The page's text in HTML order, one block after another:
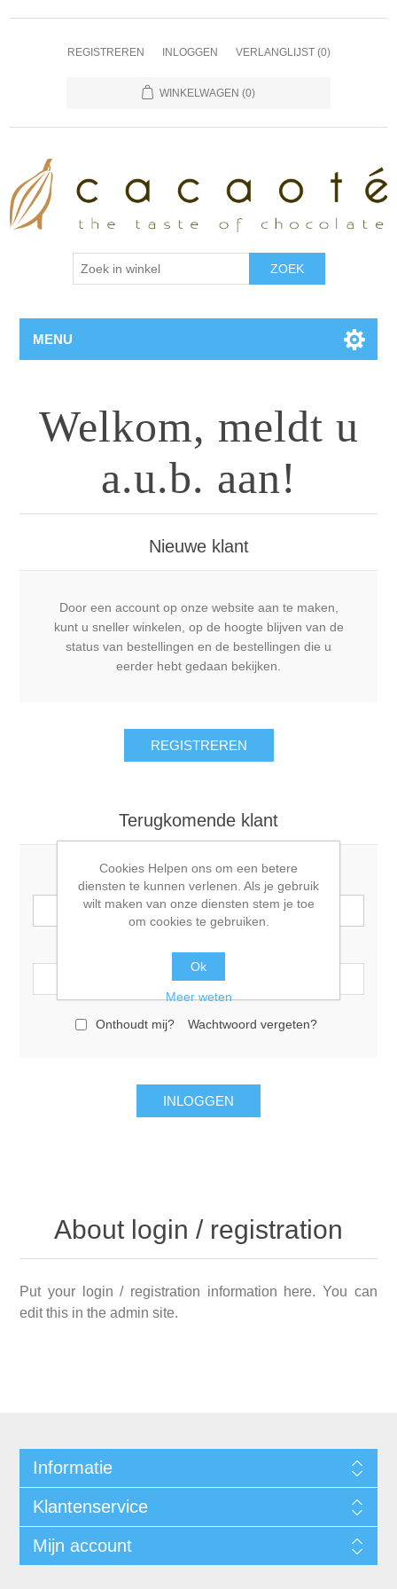
REGISTREREN INLOGGEN VERLANGLIJST (0)
WINKELWAGEN (0)
MENU
Welkom, meldt u
a.u.b. aan!
Nieuwe klant
Door een account op onze website aan te maken,
kunt u sneller winkelen, op de hoogte blijven van de
status van bestellingen en de bestellingen die u
eerder hebt gedaan bekijken.
Terugkomende klant
E-mail:
Onthoudt mij? Wachtwoord vergeten?
About login / registration
Put your login / registration information here. You can
edit this in the admin site.
Informatie
Klantenservice
Mijn account
Cookies Helpen ons om een betere
diensten te kunnen verlenen. Als je gebruik
wilt maken van onze diensten stem je toe
om cookies te gebruiken.
Ok
Meer weten